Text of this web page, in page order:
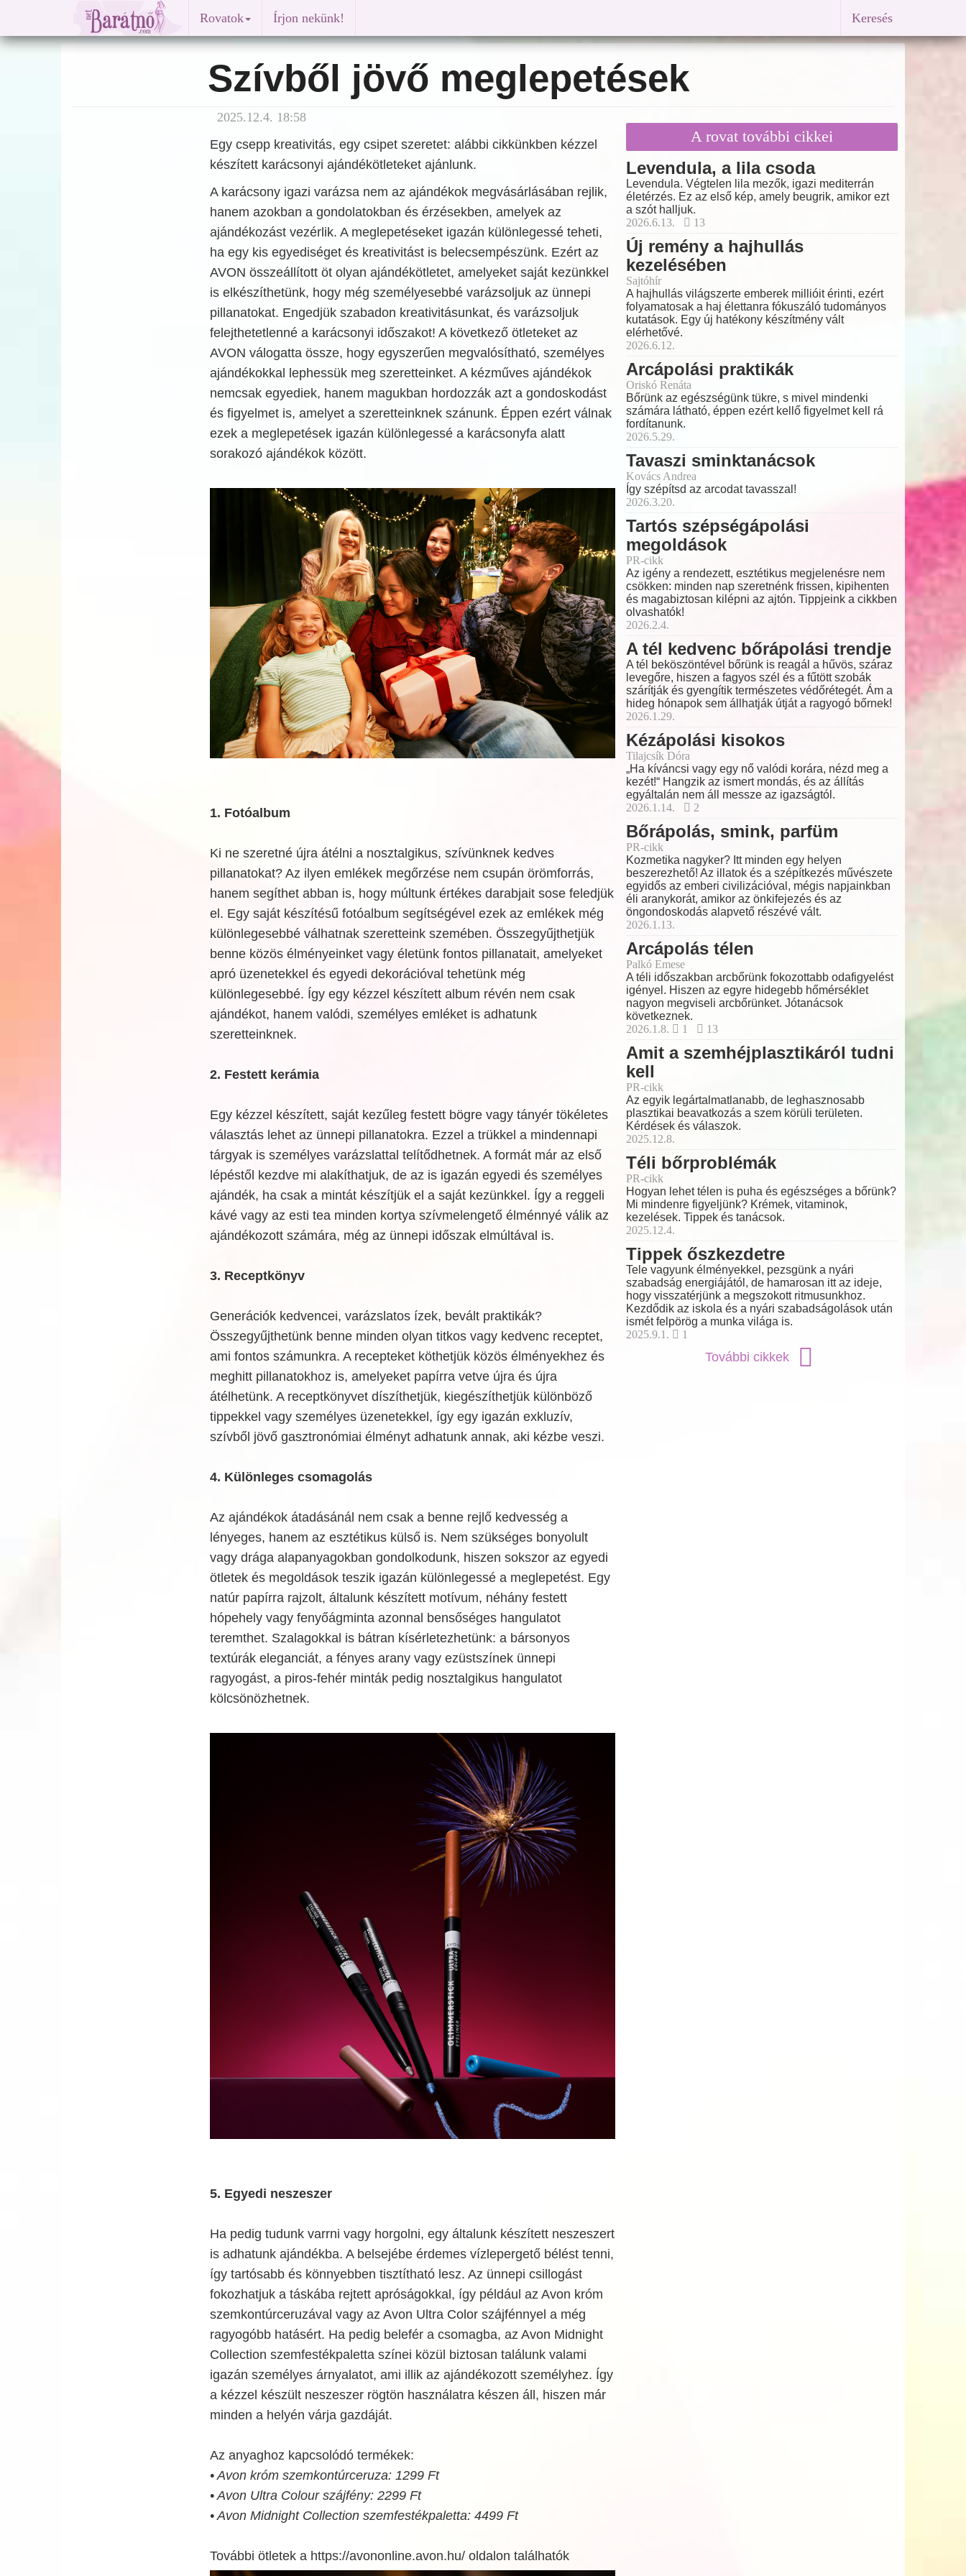
Rovatok Írjon nekünk! Keresés
Szívből jövő meglepetések
2025.12.4. 18:58
Egy csepp kreativitás, egy csipet szeretet: alábbi cikkünkben kézzel
készített karácsonyi ajándékötleteket ajánlunk.
A karácsony igazi varázsa nem az ajándékok megvásárlásában rejlik,
hanem azokban a gondolatokban és érzésekben, amelyek az
ajándékozást vezérlik. A meglepetéseket igazán különlegessé teheti,
ha egy kis egyediséget és kreativitást is belecsempészünk. Ezért az
AVON összeállított öt olyan ajándékötletet, amelyeket saját kezünkkel
is elkészíthetünk, hogy még személyesebbé varázsoljuk az ünnepi
pillanatokat. Engedjük szabadon kreativitásunkat, és varázsoljuk
felejthetetlenné a karácsonyi időszakot! A következő ötleteket az
AVON válogatta össze, hogy egyszerűen megvalósítható, személyes
ajándékokkal lephessük meg szeretteinket. A kézműves ajándékok
nemcsak egyediek, hanem magukban hordozzák azt a gondoskodást
és figyelmet is, amelyet a szeretteinknek szánunk. Éppen ezért válnak
ezek a meglepetések igazán különlegessé a karácsonyfa alatt
sorakozó ajándékok között.
1. Fotóalbum
Ki ne szeretné újra átélni a nosztalgikus, szívünknek kedves
pillanatokat? Az ilyen emlékek megőrzése nem csupán örömforrás,
hanem segíthet abban is, hogy múltunk értékes darabjait sose feledjük
el. Egy saját készítésű fotóalbum segítségével ezek az emlékek még
különlegesebbé válhatnak szeretteink szemében. Összegyűjthetjük
benne közös élményeinket vagy életünk fontos pillanatait, amelyeket
apró üzenetekkel és egyedi dekorációval tehetünk még
különlegesebbé. Így egy kézzel készített album révén nem csak
ajándékot, hanem valódi, személyes emléket is adhatunk
szeretteinknek.
2. Festett kerámia
Egy kézzel készített, saját kezűleg festett bögre vagy tányér tökéletes
választás lehet az ünnepi pillanatokra. Ezzel a trükkel a mindennapi
tárgyak is személyes varázslattal telítődhetnek. A formát már az első
lépéstől kezdve mi alakíthatjuk, de az is igazán egyedi és személyes
ajándék, ha csak a mintát készítjük el a saját kezünkkel. Így a reggeli
kávé vagy az esti tea minden kortya szívmelengető élménnyé válik az
ajándékozott számára, még az ünnepi időszak elmúltával is.
3. Receptkönyv
Generációk kedvencei, varázslatos ízek, bevált praktikák?
Összegyűjthetünk benne minden olyan titkos vagy kedvenc receptet,
ami fontos számunkra. A recepteket köthetjük közös élményekhez és
meghitt pillanatokhoz is, amelyeket papírra vetve újra és újra
átélhetünk. A receptkönyvet díszíthetjük, kiegészíthetjük különböző
tippekkel vagy személyes üzenetekkel, így egy igazán exkluzív,
szívből jövő gasztronómiai élményt adhatunk annak, aki kézbe veszi.
4. Különleges csomagolás
Az ajándékok átadásánál nem csak a benne rejlő kedvesség a
lényeges, hanem az esztétikus külső is. Nem szükséges bonyolult
vagy drága alapanyagokban gondolkodunk, hiszen sokszor az egyedi
ötletek és megoldások teszik igazán különlegessé a meglepetést. Egy
natúr papírra rajzolt, általunk készített motívum, néhány festett
hópehely vagy fenyőágminta azonnal bensőséges hangulatot
teremthet. Szalagokkal is bátran kísérletezhetünk: a bársonyos
textúrák eleganciát, a fényes arany vagy ezüstszínek ünnepi
ragyogást, a piros-fehér minták pedig nosztalgikus hangulatot
kölcsönözhetnek.
5. Egyedi neszeszer
Ha pedig tudunk varrni vagy horgolni, egy általunk készített neszeszert
is adhatunk ajándékba. A belsejébe érdemes vízlepergető bélést tenni,
így tartósabb és könnyebben tisztítható lesz. Az ünnepi csillogást
fokozhatjuk a táskába rejtett apróságokkal, így például az Avon króm
szemkontúrceruzával vagy az Avon Ultra Color szájfénnyel a még
ragyogóbb hatásért. Ha pedig belefér a csomagba, az Avon Midnight
Collection szemfestékpaletta színei közül biztosan találunk valami
igazán személyes árnyalatot, ami illik az ajándékozott személyhez. Így
a kézzel készült neszeszer rögtön használatra készen áll, hiszen már
minden a helyén várja gazdáját.
Az anyaghoz kapcsolódó termékek:
• Avon króm szemkontúrceruza: 1299 Ft
• Avon Ultra Colour szájfény: 2299 Ft
• Avon Midnight Collection szemfestékpaletta: 4499 Ft
További ötletek a https://avononline.avon.hu/ oldalon találhatók
A rovat további cikkei
Levendula, a lila csoda
Levendula. Végtelen lila mezők, igazi mediterrán
életérzés. Ez az első kép, amely beugrik, amikor ezt
a szót halljuk.
2026.6.13.
13
Új remény a hajhullás
kezelésében
Sajtóhír
A hajhullás világszerte emberek millióit érinti, ezért
folyamatosak a haj élettanra fókuszáló tudományos
kutatások. Egy új hatékony készítmény vált
elérhetővé.
2026.6.12.
Arcápolási praktikák
Oriskó Renáta
Bőrünk az egészségünk tükre, s mivel mindenki
számára látható, éppen ezért kellő figyelmet kell rá
fordítanunk.
2026.5.29.
Tavaszi sminktanácsok
Kovács Andrea
Így szépítsd az arcodat tavasszal!
2026.3.20.
Tartós szépségápolási
megoldások
PR-cikk
Az igény a rendezett, esztétikus megjelenésre nem
csökken: minden nap szeretnénk frissen, kipihenten
és magabiztosan kilépni az ajtón. Tippjeink a cikkben
olvashatók!
2026.2.4.
A tél kedvenc bőrápolási trendje
A tél beköszöntével bőrünk is reagál a hűvös, száraz
levegőre, hiszen a fagyos szél és a fűtött szobák
szárítják és gyengítik természetes védőrétegét. Ám a
hideg hónapok sem állhatják útját a ragyogó bőrnek!
2026.1.29.
Kézápolási kisokos
Tilajcsík Dóra
„Ha kíváncsi vagy egy nő valódi korára, nézd meg a
kezét!“ Hangzik az ismert mondás, és az állítás
egyáltalán nem áll messze az igazságtól.
2026.1.14.
2
Bőrápolás, smink, parfüm
PR-cikk
Kozmetika nagyker? Itt minden egy helyen
beszerezhető! Az illatok és a szépítkezés művészete
egyidős az emberi civilizációval, mégis napjainkban
éli aranykorát, amikor az önkifejezés és az
öngondoskodás alapvető részévé vált.
2026.1.13.
Arcápolás télen
Palkó Emese
A téli időszakban arcbőrünk fokozottabb odafigyelést
igényel. Hiszen az egyre hidegebb hőmérséklet
nagyon megviseli arcbőrünket. Jótanácsok
következnek.
2026.1.8.
1 13
Amit a szemhéjplasztikáról tudni
kell
PR-cikk
Az egyik legártalmatlanabb, de leghasznosabb
plasztikai beavatkozás a szem körüli területen.
Kérdések és válaszok.
2025.12.8.
Téli bőrproblémák
PR-cikk
Hogyan lehet télen is puha és egészséges a bőrünk?
Mi mindenre figyeljünk? Krémek, vitaminok,
kezelések. Tippek és tanácsok.
2025.12.4.
Tippek őszkezdetre
Tele vagyunk élményekkel, pezsgünk a nyári
szabadság energiájától, de hamarosan itt az ideje,
hogy visszatérjünk a megszokott ritmusunkhoz.
Kezdődik az iskola és a nyári szabadságolások után
ismét felpörög a munka világa is.
2025.9.1.
1
További cikkek